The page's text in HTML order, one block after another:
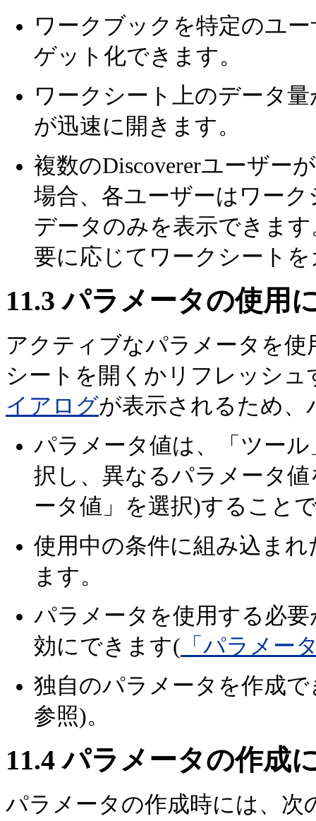
ワークブックを特定のユ
ゲット化できます。
ワークシート上のデータ
が迅速に開きます。
複数のDiscovererユーザー
場合、各ユーザーはワー
データのみを表示できま
要に応じてワークシート
11.3 パラメータの使用
アクティブなパラメータを
シートを開くかリフレッシュ
イアログが表示されるため、
パラメータ値は、「ツー
択し、異なるパラメータ
ータ値」を選択)すること
使用中の条件に組み込ま
ます。
パラメータを使用する必
効にできます( 「パラメー
独自のパラメータを作成
参照)。
11.4 パラメータの作成
パラメータの作成時には、次